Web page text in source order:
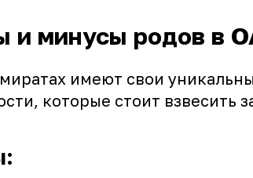
и минусы родов в
имеют свои
которые стоит взвесить